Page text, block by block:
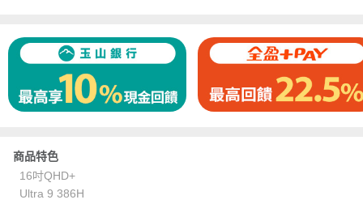
商品特色
16吋QHD+
Ultra 9 386H